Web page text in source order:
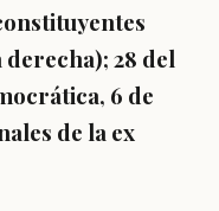
derecha); 28 del
6 de
de la ex